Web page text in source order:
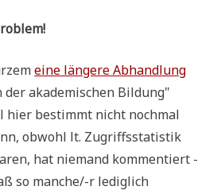
eine län­ge­re Abhand­lung
aka­de­mi­schen Bil­dung"
hier bestimmt nicht noch­mal
obwohl lt. Zugriffs­sta­ti­stik
hat nie­mand kom­men­tiert -
so man­che/-r ledig­lich